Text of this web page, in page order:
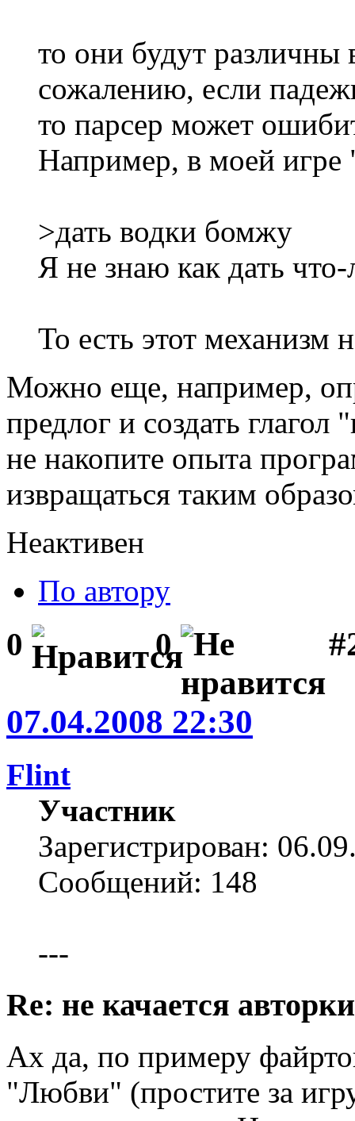
то они будут
сожалению, если
то парсер может
Например, в моей
>дать водки бомжу
Я не знаю как дать
То есть этот механизм
Можно еще, например,
предлог и создать
не накопите опыта
извращаться таким
Неактивен
По автору
0 0
07.04.2008 22:30
Flint
Участник
Зарегистрирован:
Сообщений: 148
---
Re: не качается
Ах да, по примеру
"Любви" (простите за